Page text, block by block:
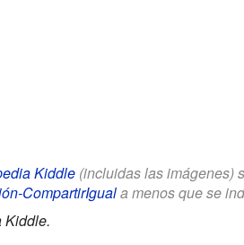
Kiddle(incluidas las imágenes)
CompartirIguala menos que se
Kiddle.